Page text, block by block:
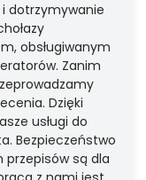
i dotrzymywanie
obsługiwanym
Zanim
Dzięki
usługi do
Bezpieczeństwo
przepisów są dla